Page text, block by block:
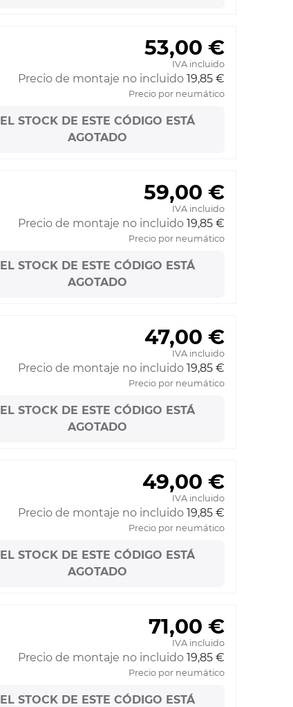
53,00 €
IVA incluido
Precio de montaje no incluido 19,85 €
Precio por neumático
EL STOCK DE ESTE CÓDIGO ESTÁ
AGOTADO
59,00 €
IVA incluido
Precio de montaje no incluido 19,85 €
Precio por neumático
EL STOCK DE ESTE CÓDIGO ESTÁ
AGOTADO
47,00 €
IVA incluido
Precio de montaje no incluido 19,85 €
Precio por neumático
EL STOCK DE ESTE CÓDIGO ESTÁ
AGOTADO
49,00 €
IVA incluido
Precio de montaje no incluido 19,85 €
Precio por neumático
EL STOCK DE ESTE CÓDIGO ESTÁ
AGOTADO
71,00 €
IVA incluido
Precio de montaje no incluido 19,85 €
Precio por neumático
EL STOCK DE ESTE CÓDIGO ESTÁ